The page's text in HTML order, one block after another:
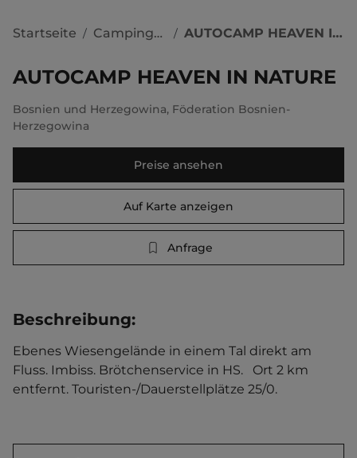
Startseite / Campingplätze / AUTOCAMP HEAVEN IN NATURE
AUTOCAMP HEAVEN IN NATURE
Bosnien und Herzegowina, Föderation Bosnien-
Herzegowina
Preise ansehen
Auf Karte anzeigen
Anfrage
Beschreibung:
Ebenes Wiesengelände in einem Tal direkt am
Fluss. Imbiss. Brötchenservice in HS.   Ort 2 km
entfernt. Touristen-/Dauerstellplätze 25/0.